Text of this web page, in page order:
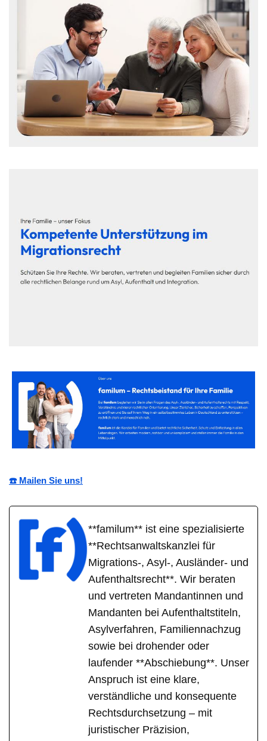
☎️ Mailen Sie uns!
**familum** ist eine spezialisierte
**Rechtsanwaltskanzlei für
Migrations-, Asyl-, Ausländer- und
Aufenthaltsrecht**. Wir beraten
und vertreten Mandantinnen und
Mandanten bei Aufenthaltstiteln,
Asylverfahren, Familiennachzug
sowie bei drohender oder
laufender **Abschiebung**. Unser
Anspruch ist eine klare,
verständliche und konsequente
Rechtsdurchsetzung – mit
juristischer Präzision,